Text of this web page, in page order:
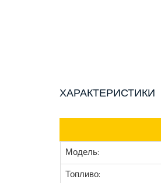
ХАРАКТЕРИСТИКИ
Модель:
Топливо: